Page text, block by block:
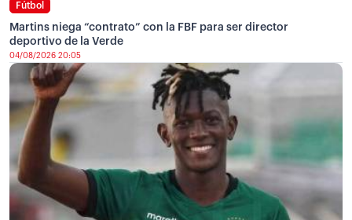
Fútbol
Martins niega “contrato” con la FBF para ser director
deportivo de la Verde
04/08/2026 20:05